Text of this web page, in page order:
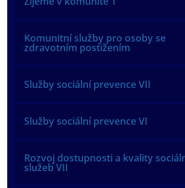
Komunitní služby pro osoby se
zdravotním postižením
Služby sociální prevence VII
Služby sociální prevence VI
Rozvoj dostupnosti a kvality
služeb VII